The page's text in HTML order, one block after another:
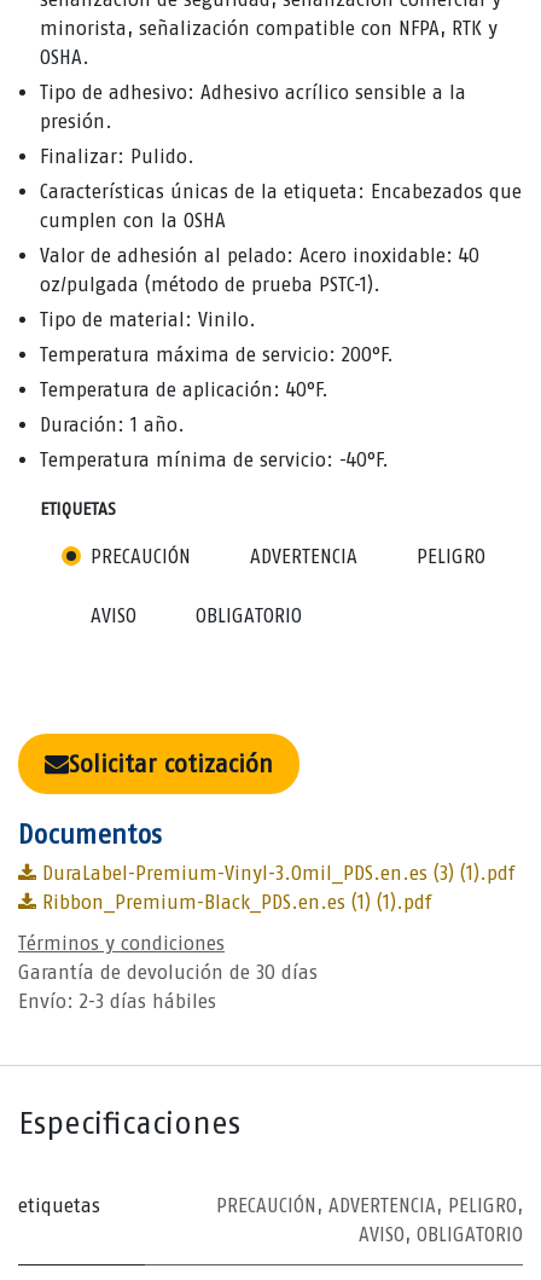
minorista, señalización compatible con NFPA, RTK y
OSHA.
Tipo de adhesivo: Adhesivo acrílico sensible a la
presión.
Finalizar: Pulido.
Características únicas de la etiqueta: Encabezados que
cumplen con la OSHA
Valor de adhesión al pelado: Acero inoxidable: 40
oz/pulgada (método de prueba PSTC-1).
Tipo de material: Vinilo.
Temperatura máxima de servicio: 200°F.
Temperatura de aplicación: 40°F.
Duración: 1 año.
Temperatura mínima de servicio: -40°F.
ETIQUETAS
PRECAUCIÓN ADVERTENCIA PELIGRO
AVISO OBLIGATORIO
Solicitar cotización
Documentos
DuraLabel-Premium-Vinyl-3.0mil_PDS.en.es (3) (1).pdf
Ribbon_Premium-Black_PDS.en.es (1) (1).pdf
Términos y condiciones
Garantía de devolución de 30 días
Envío: 2-3 días hábiles
Especificaciones
etiquetas PRECAUCIÓN , ADVERTENCIA, PELIGRO,
AVISO, OBLIGATORIO